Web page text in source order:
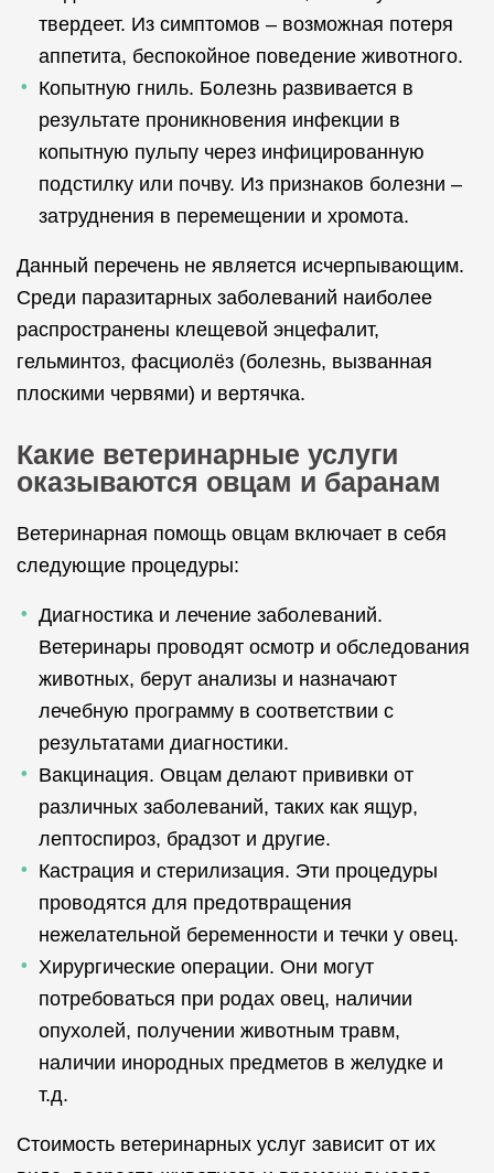
твердеет. Из симптомов – возможная потеря
аппетита, беспокойное поведение животного.
Копытную гниль. Болезнь развивается в
результате проникновения инфекции в
копытную пульпу через инфицированную
подстилку или почву. Из признаков болезни –
затруднения в перемещении и хромота.
Данный перечень не является исчерпывающим.
Среди паразитарных заболеваний наиболее
распространены клещевой энцефалит,
гельминтоз, фасциолёз (болезнь, вызванная
плоскими червями) и вертячка.
Какие ветеринарные услуги
оказываются овцам и баранам
Ветеринарная помощь овцам включает в себя
следующие процедуры:
Диагностика и лечение заболеваний.
Ветеринары проводят осмотр и обследования
животных, берут анализы и назначают
лечебную программу в соответствии с
результатами диагностики.
Вакцинация. Овцам делают прививки от
различных заболеваний, таких как ящур,
лептоспироз, брадзот и другие.
Кастрация и стерилизация. Эти процедуры
проводятся для предотвращения
нежелательной беременности и течки у овец.
Хирургические операции. Они могут
потребоваться при родах овец, наличии
опухолей, получении животным травм,
наличии инородных предметов в желудке и
т.д.
Стоимость ветеринарных услуг зависит от их